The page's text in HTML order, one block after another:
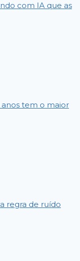
com IA que as
anos tem o maior
regra de ruído